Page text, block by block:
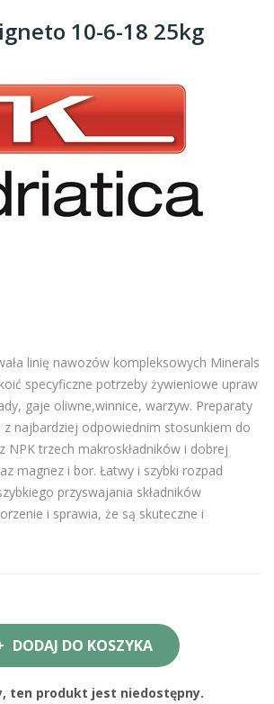
10-6-18 25kg
linię nawozów kompleksowych Minerals
specyficzne potrzeby żywieniowe upraw
gaje oliwne,winnice, warzyw. Preparaty
najbardziej odpowiednim stosunkiem do
NPK trzech makroskładników i dobrej
magnez i bor. Łatwy i szybki rozpad
przyswajania składników
i sprawia, że ​​są skuteczne i
DODAJ DO KOSZYKA
ten produkt jest niedostępny.